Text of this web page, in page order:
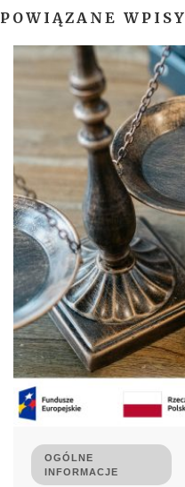
POWIĄZANE WPISY
OGÓLNE
INFORMACJE